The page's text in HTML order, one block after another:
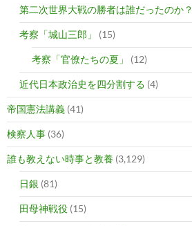
第二次世界大戦の勝者は誰だったのか？
考察「城山三郎」 (15)
考察「官僚たちの夏」 (12)
近代日本政治史を四分割する (4)
帝国憲法講義 (41)
検察人事 (36)
誰も教えない時事と教養 (3,129)
日銀 (81)
田母神戦役 (15)